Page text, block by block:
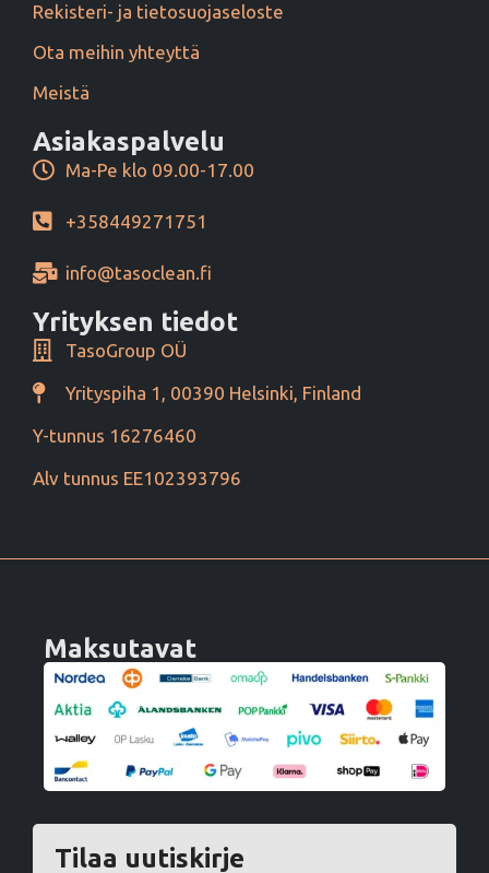
Rekisteri- ja tietosuojaseloste
Ota meihin yhteyttä
Meistä
Asiakaspalvelu
Ma-Pe klo 09.00-17.00
+358449271751
info@tasoclean.fi
Yrityksen tiedot
TasoGroup OÜ
Yrityspiha 1, 00390 Helsinki, Finland
Y-tunnus 16276460
Alv tunnus EE102393796
Maksutavat
Tilaa uutiskirje